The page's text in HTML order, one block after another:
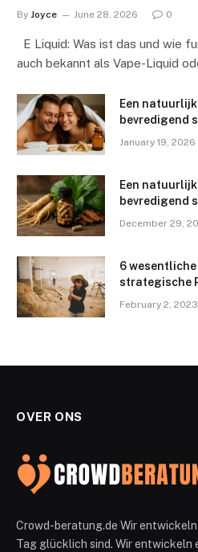
By Joyce June 28, 2026 0
E Liquid: Was ist das und wie
auch bekannt als Vape-Liquid
Een
bevredigend
January 19, 2026
Een
bevredigend
December 29,
6
strategische
February 2, 2023
OVER ONS
Crowd-beratung.de Wir
Tag glücklich sind. Wir entwickeln